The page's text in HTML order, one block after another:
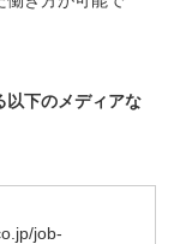
以下のメディアな
job-